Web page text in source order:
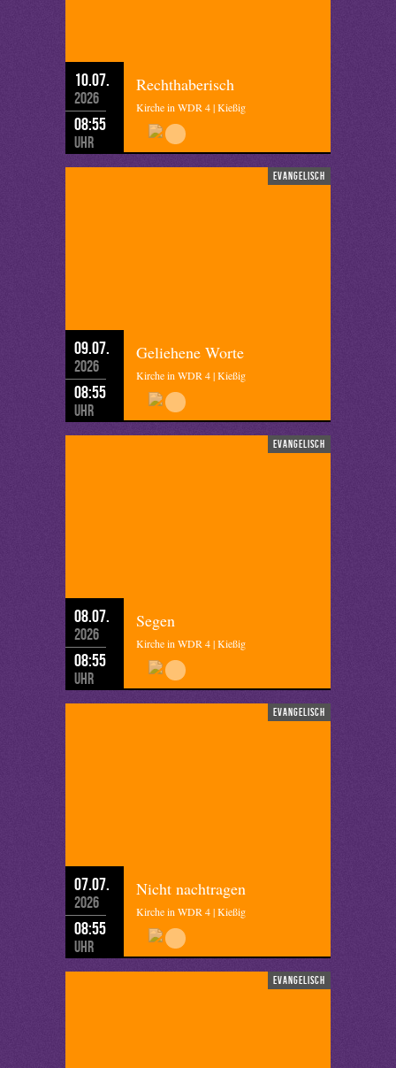
10.07.
2026
08:55
Uhr
Rechthaberisch
Kirche in WDR 4 | Kießig
evangelisch
09.07.
2026
08:55
Uhr
Geliehene Worte
Kirche in WDR 4 | Kießig
evangelisch
08.07.
2026
08:55
Uhr
Segen
Kirche in WDR 4 | Kießig
evangelisch
07.07.
2026
08:55
Uhr
Nicht nachtragen
Kirche in WDR 4 | Kießig
evangelisch